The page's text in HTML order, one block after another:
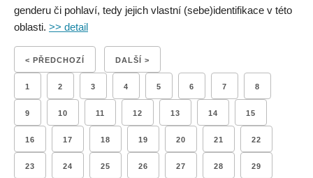
genderu či pohlaví, tedy jejich vlastní (sebe)identifikace v této
oblasti. >> detail
< PŘEDCHOZÍ DALŠÍ >
1 2 3 4 5 6 7 8
9 10 11 12 13 14 15
16 17 18 19 20 21 22
23 24 25 26 27 28 29